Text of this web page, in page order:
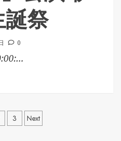
祭
0
3 Next